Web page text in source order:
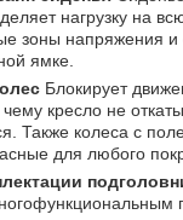
нагрузку на
зоны напряжения и
ямке.
Блокирует
кресло не
Также колеса с
для любого